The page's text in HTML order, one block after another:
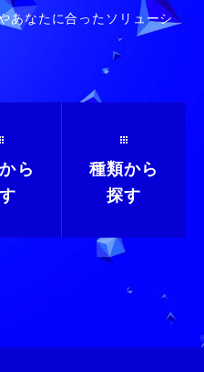
あなたに合ったソリューシ
ら
種類から
探す